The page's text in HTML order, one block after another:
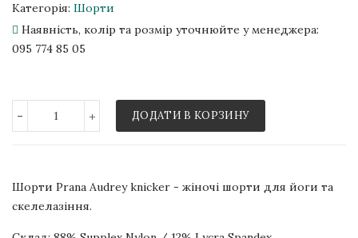
Категорія: Шорти
Наявність, колір та розмір уточнюйте у менеджера:
095 774 85 05
- + ДОДАТИ В КОРЗИНУ
Шорти Prana Audrey knicker - жіночі шорти для йоги та
скелелазіння.